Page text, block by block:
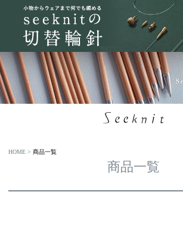
HOME 商品一覧
商品一覧
予約商品
予約商品のみを表示
並び順
新着順
登録順
レビュー順
キーワードヒット順
検索